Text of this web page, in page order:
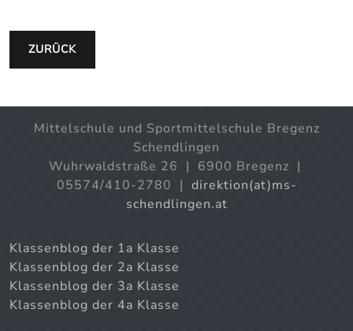
ZURÜCK
Mittelschule und Sportmittelschule Bregenz
Schendlingen
Wuhrwaldstraße 26 | 6900 Bregenz |
05574/410-2780 | direktion(at)ms-
schendlingen.at
Klassenblog der 1a Klasse
Klassenblog der 2a Klasse
Klassenblog der 3a Klasse
Klassenblog der 4a Klasse